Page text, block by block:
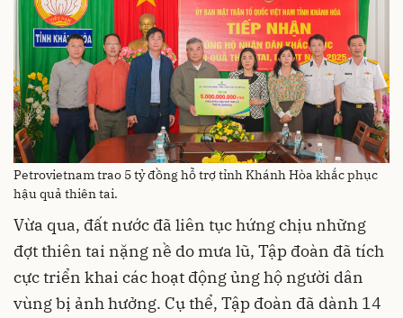
Petrovietnam trao 5 tỷ đồng hỗ trợ tỉnh Khánh Hòa khắc phục
hậu quả thiên tai.
Vừa qua, đất nước đã liên tục hứng chịu những
đợt thiên tai nặng nề do mưa lũ, Tập đoàn đã tích
cực triển khai các hoạt động ủng hộ người dân
vùng bị ảnh hưởng. Cụ thể, Tập đoàn đã dành 14